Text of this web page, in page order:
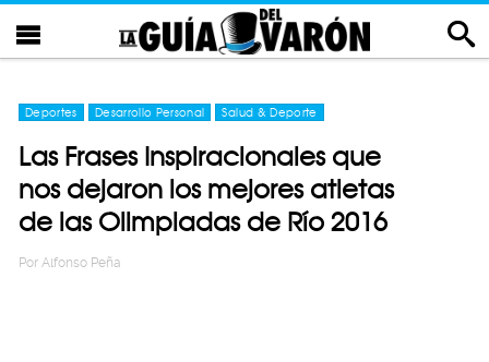
Deportes Desarrollo Personal Salud & Deporte
Las Frases Inspiracionales que
nos dejaron los mejores atletas
de las Olimpiadas de Río 2016
Por Alfonso Peña